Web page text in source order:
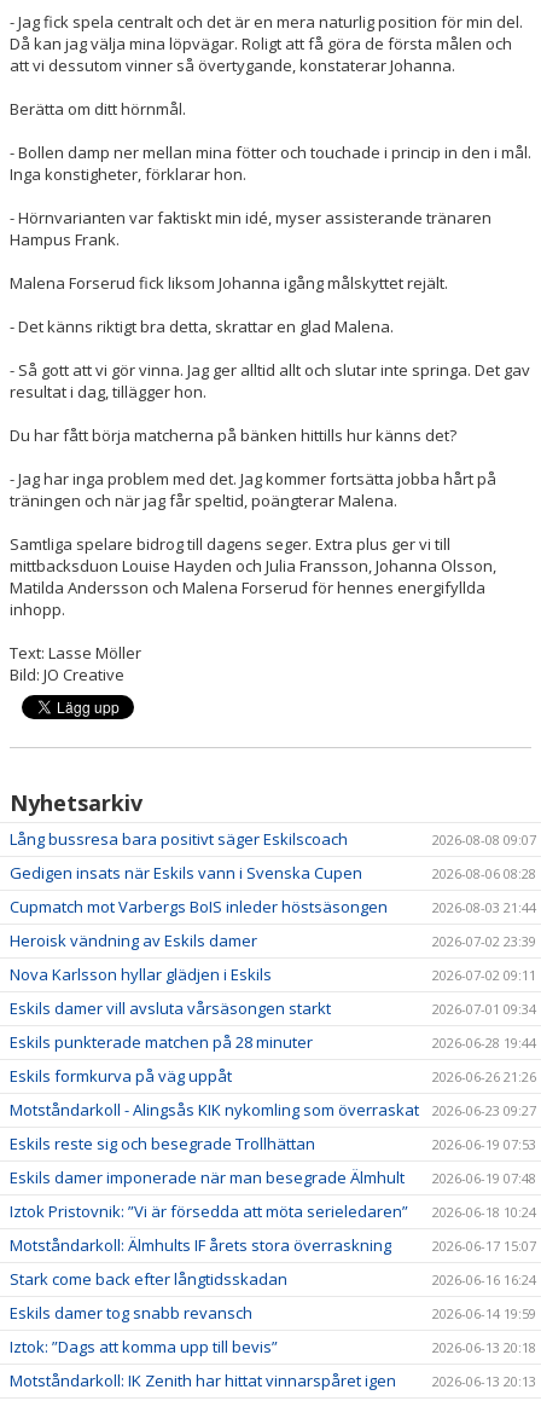
- Jag fick spela centralt och det är en mera naturlig position för min del.
Då kan jag välja mina löpvägar. Roligt att få göra de första målen och
att vi dessutom vinner så övertygande, konstaterar Johanna.
Berätta om ditt hörnmål.
- Bollen damp ner mellan mina fötter och touchade i princip in den i mål.
Inga konstigheter, förklarar hon.
- Hörnvarianten var faktiskt min idé, myser assisterande tränaren
Hampus Frank.
Malena Forserud fick liksom Johanna igång målskyttet rejält.
- Det känns riktigt bra detta, skrattar en glad Malena.
- Så gott att vi gör vinna. Jag ger alltid allt och slutar inte springa. Det gav
resultat i dag, tillägger hon.
Du har fått börja matcherna på bänken hittills hur känns det?
- Jag har inga problem med det. Jag kommer fortsätta jobba hårt på
träningen och när jag får speltid, poängterar Malena.
Samtliga spelare bidrog till dagens seger. Extra plus ger vi till
mittbacksduon Louise Hayden och Julia Fransson, Johanna Olsson,
Matilda Andersson och Malena Forserud för hennes energifyllda
inhopp.
Text: Lasse Möller
Bild: JO Creative
Nyhetsarkiv
Lång bussresa bara positivt säger Eskilscoach 2026-08-08 09:07
Gedigen insats när Eskils vann i Svenska Cupen 2026-08-06 08:28
Cupmatch mot Varbergs BoIS inleder höstsäsongen 2026-08-03 21:44
Heroisk vändning av Eskils damer 2026-07-02 23:39
Nova Karlsson hyllar glädjen i Eskils 2026-07-02 09:11
Eskils damer vill avsluta vårsäsongen starkt 2026-07-01 09:34
Eskils punkterade matchen på 28 minuter 2026-06-28 19:44
Eskils formkurva på väg uppåt 2026-06-26 21:26
Motståndarkoll - Alingsås KIK nykomling som överraskat 2026-06-23 09:27
Eskils reste sig och besegrade Trollhättan 2026-06-19 07:53
Eskils damer imponerade när man besegrade Älmhult 2026-06-19 07:48
Iztok Pristovnik: ”Vi är försedda att möta serieledaren” 2026-06-18 10:24
Motståndarkoll: Älmhults IF årets stora överraskning 2026-06-17 15:07
Stark come back efter långtidsskadan 2026-06-16 16:24
Eskils damer tog snabb revansch 2026-06-14 19:59
Iztok: ”Dags att komma upp till bevis” 2026-06-13 20:18
Motståndarkoll: IK Zenith har hittat vinnarspåret igen 2026-06-13 20:13